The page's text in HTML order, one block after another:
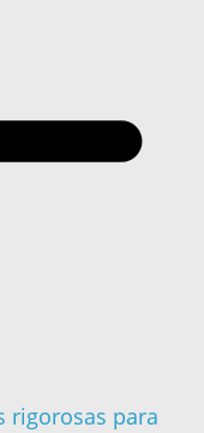
rigorosas para